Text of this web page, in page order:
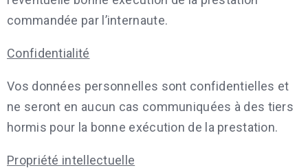
commandée par l’internaute.
Confidentialité
Vos données personnelles sont confidentielles et
ne seront en aucun cas communiquées à des tiers
hormis pour la bonne exécution de la prestation.
Propriété intellectuelle